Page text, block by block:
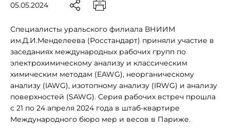
05.05.2024
Специалисты уральского филиала ВНИИМ
им.Д.И.Менделеева (Росстандарт) приняли участие в
заседаниях международных рабочих групп по
электрохимическому анализу и классическим
химическим методам (EAWG), неорганическому
анализу (IAWG), изотопному анализу (IRWG) и анализу
поверхностей (SAWG). Серия рабочих встреч прошла
с 21 по 24 апреля 2024 года в штаб-квартире
Международного бюро мер и весов в Париже.